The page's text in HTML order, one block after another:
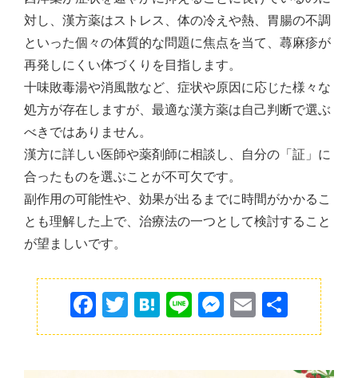
対し、漢方薬はストレス、体の冷えや熱、胃腸の不調
といった個々の体質的な問題に焦点を当て、蕁麻疹が
再発しにくい体づくりを目指します。
十味敗毒湯や消風散など、症状や原因に応じた様々な
処方が存在しますが、最適な漢方薬は自己判断で選ぶ
べきではありません。
漢方に詳しい医師や薬剤師に相談し、自分の「証」に
合ったものを選ぶことが不可欠です。
副作用の可能性や、効果が出るまでに時間がかかるこ
とも理解した上で、治療法の一つとして検討すること
が望ましいです。
F
a
T
w
H
at
Li
n
M
e
E
m 有